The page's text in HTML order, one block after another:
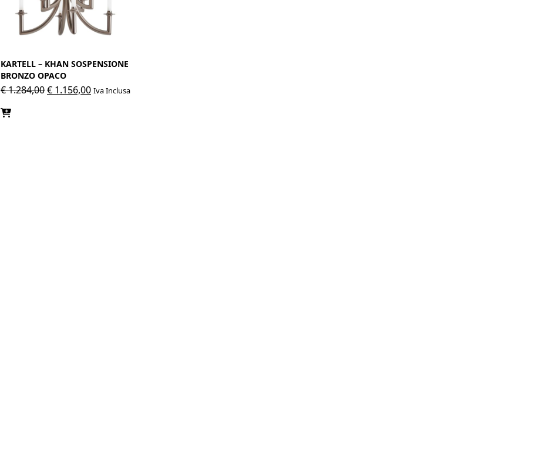
KARTELL – KHAN SOSPENSIONE
BRONZO OPACO
€1.284,00Il
€ 1.156,00IlIva Inclusa